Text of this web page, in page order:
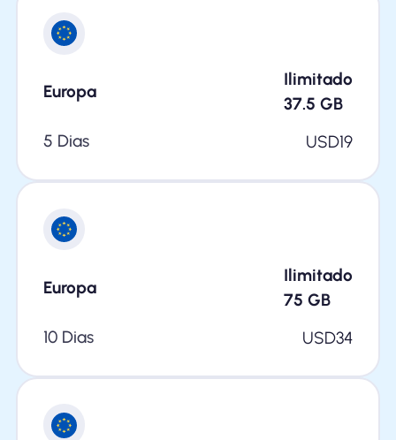
Europa
Ilimitado
37.5 GB
5 Dias
USD19
Europa
Ilimitado
75 GB
10 Dias
USD34